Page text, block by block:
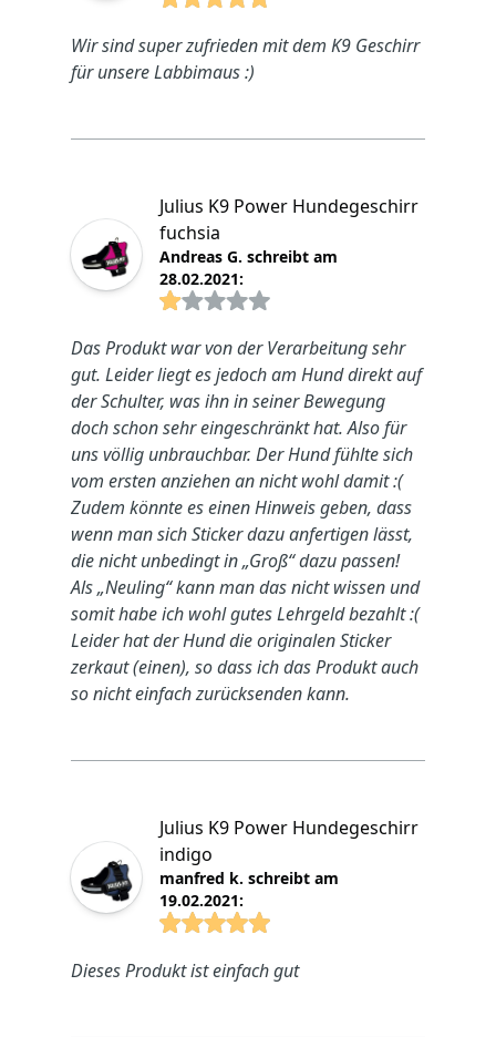
Wir sind super zufrieden mit dem K9 Geschirr
für unsere Labbimaus :)
Julius K9 Power Hundegeschirr
fuchsia
Andreas G. schreibt am
28.02.2021:
Das Produkt war von der Verarbeitung sehr
gut. Leider liegt es jedoch am Hund direkt auf
der Schulter, was ihn in seiner Bewegung
doch schon sehr eingeschränkt hat. Also für
uns völlig unbrauchbar. Der Hund fühlte sich
vom ersten anziehen an nicht wohl damit :(
Zudem könnte es einen Hinweis geben, dass
wenn man sich Sticker dazu anfertigen lässt,
die nicht unbedingt in „Groß“ dazu passen!
Als „Neuling“ kann man das nicht wissen und
somit habe ich wohl gutes Lehrgeld bezahlt :(
Leider hat der Hund die originalen Sticker
zerkaut (einen), so dass ich das Produkt auch
so nicht einfach zurücksenden kann.
Julius K9 Power Hundegeschirr
indigo
manfred k. schreibt am
19.02.2021:
Dieses Produkt ist einfach gut